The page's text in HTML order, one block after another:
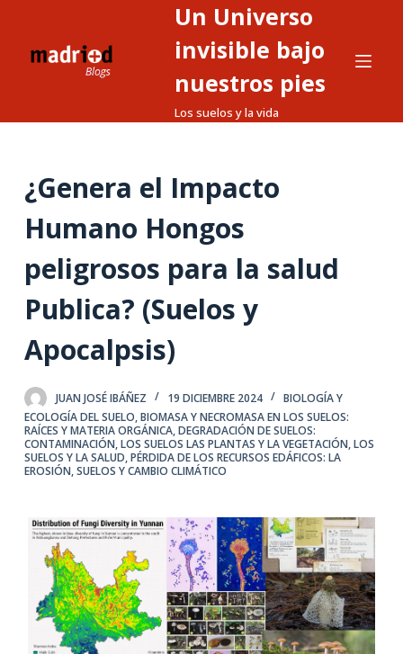
o
Un Universo
invisible bajo
nuestros pies
Los suelos y la vida
¿Genera el Impacto
Humano Hongos
peligrosos para la salud
Publica? (Suelos y
Apocalpsis)
JUAN JOSÉ IBÁÑEZ 19 DICIEMBRE 2024
BIOLOGÍA Y
ECOLOGÍA DEL SUELO,BIOMASA Y NECROMASA EN LOS SUELOS:
RAÍCES Y MATERIA ORGÁNICA,DEGRADACIÓN DE SUELOS:
CONTAMINACIÓN,LOS SUELOS LAS PLANTAS Y LA VEGETACIÓN,LOS
SUELOS Y LA SALUD,PÉRDIDA DE LOS RECURSOS EDÁFICOS: LA
EROSIÓN,SUELOS Y CAMBIO CLIMÁTICO